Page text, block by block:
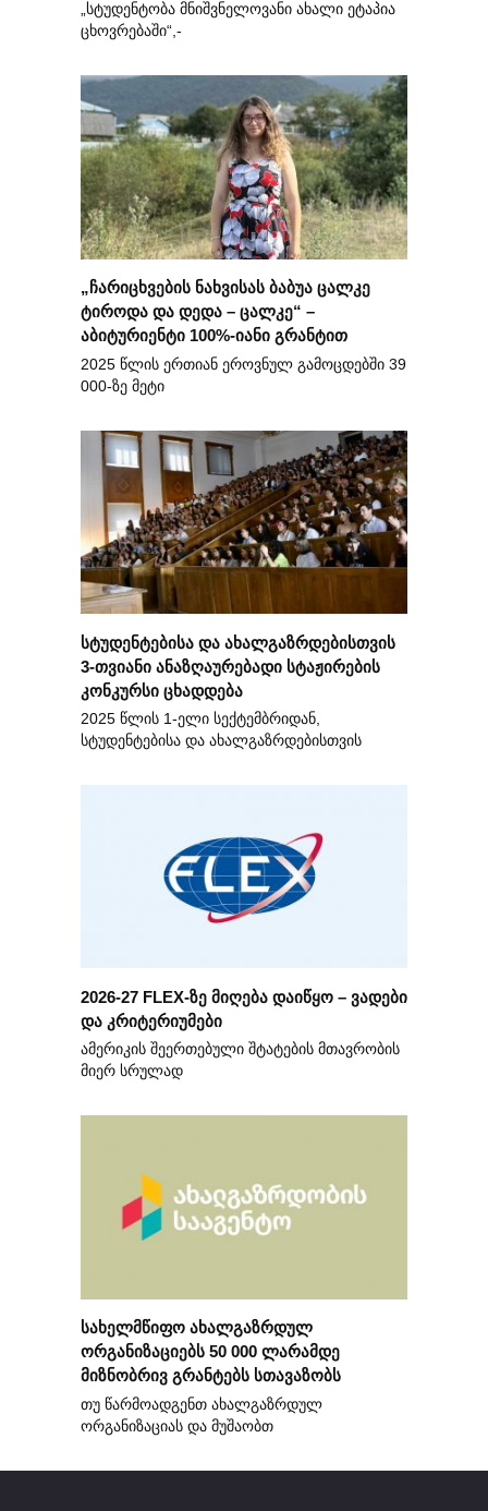
„სტუდენტობა მნიშვნელოვანი ახალი ეტაპია
ცხოვრებაში“,-
„ჩარიცხვების ნახვისას ბაბუა ცალკე
ტიროდა და დედა – ცალკე“ –
აბიტურიენტი 100%-იანი გრანტით
2025 წლის ერთიან ეროვნულ გამოცდებში 39
000-ზე მეტი
სტუდენტებისა და ახალგაზრდებისთვის
3-თვიანი ანაზღაურებადი სტაჟირების
კონკურსი ცხადდება
2025 წლის 1-ელი სექტემბრიდან,
სტუდენტებისა და ახალგაზრდებისთვის
2026-27 FLEX-ზე მიღება დაიწყო – ვადები
და კრიტერიუმები
ამერიკის შეერთებული შტატების მთავრობის
მიერ სრულად
სახელმწიფო ახალგაზრდულ
ორგანიზაციებს 50 000 ლარამდე
მიზნობრივ გრანტებს სთავაზობს
თუ წარმოადგენთ ახალგაზრდულ
ორგანიზაციას და მუშაობთ